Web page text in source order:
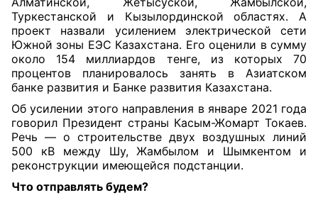
Туркестанской и Кызылординской областях. А
проект назвали усилением электрической сети
Южной зоны ЕЭС Казахстана. Его оценили в сумму
около 154 миллиардов тенге, из которых 70
процентов планировалось занять в Азиатском
банке развития и Банке развития Казахстана.
Об усилении этого направления в январе 2021 года
говорил Президент страны Касым-Жомарт Токаев.
Речь — о строительстве двух воздушных линий
500 кВ между Шу, Жамбылом и Шымкентом и
реконструкции имеющейся подстанции.
Что отправлять будем?